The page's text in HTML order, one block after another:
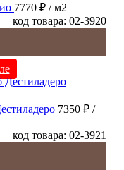
7770 ₽ / м2
код товара: 02-3920
7350 ₽ /
код товара: 02-3921